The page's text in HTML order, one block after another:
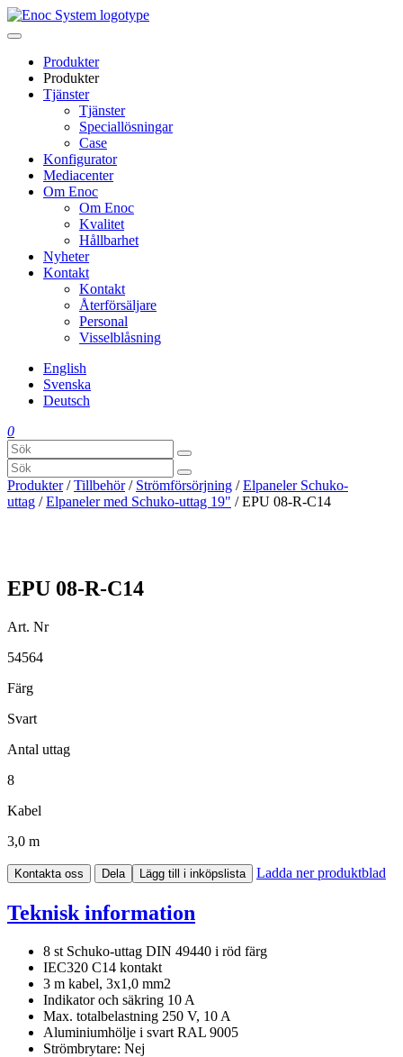
Skip
to
Produkter
Produkter
Tjänster
Tjänster
Speciallösningar
Case
Konfigurator
Mediacenter
Om Enoc
Om Enoc
Kvalitet
Hållbarhet
Nyheter
Kontakt
Kontakt
Återförsäljare
Personal
Visselblåsning
English
Svenska
Deutsch
0
Produkter/Tillbehör/ Strömförsörjning /Elpaneler Schuko-
uttag /Elpaneler med Schuko-uttag 19" / EPU 08-R-C14
EPU 08-R-C14
Art. Nr
54564
Färg
Svart
Antal uttag
8
Kabel
3,0 m
Kontakta oss Dela Lägg till i inköpslista Ladda ner produktblad
Teknisk information
8 st Schuko-uttag DIN 49440 i röd färg
IEC320 C14 kontakt
3 m kabel, 3x1,0 mm2
Indikator och säkring 10 A
Max. totalbelastning 250 V, 10 A
Aluminiumhölje i svart RAL 9005
Strömbrytare: Nej